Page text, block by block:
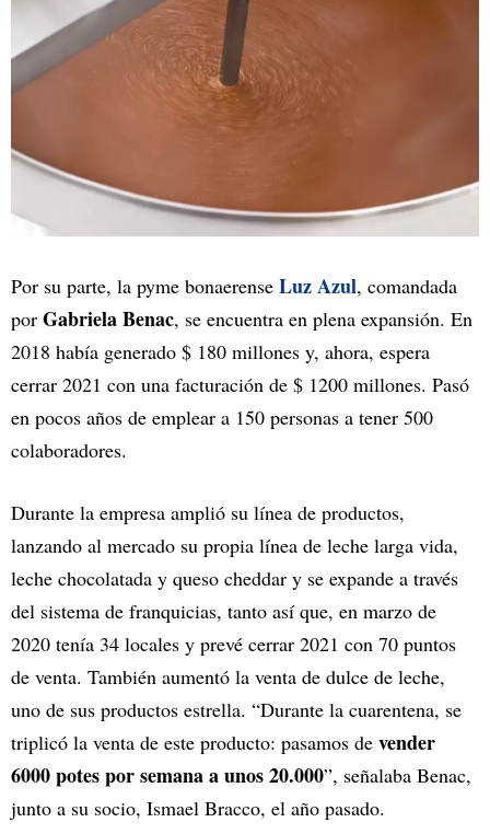
Por su parte, la pyme bonaerense Luz Azul, comandada
por Gabriela Benac, se encuentra en plena expansión. En
2018 había generado $ 180 millones y, ahora, espera
cerrar 2021 con una facturación de $ 1200 millones. Pasó
en pocos años de emplear a 150 personas a tener 500
colaboradores.
Durante la empresa amplió su línea de productos,
lanzando al mercado su propia línea de leche larga vida,
leche chocolatada y queso cheddar y se expande a través
del sistema de franquicias, tanto así que, en marzo de
2020 tenía 34 locales y prevé cerrar 2021 con 70 puntos
de venta. También aumentó la venta de dulce de leche,
uno de sus productos estrella. “Durante la cuarentena, se
triplicó la venta de este producto: pasamos de vender
6000 potes por semana a unos 20.000”, señalaba Benac,
junto a su socio, Ismael Bracco, el año pasado.